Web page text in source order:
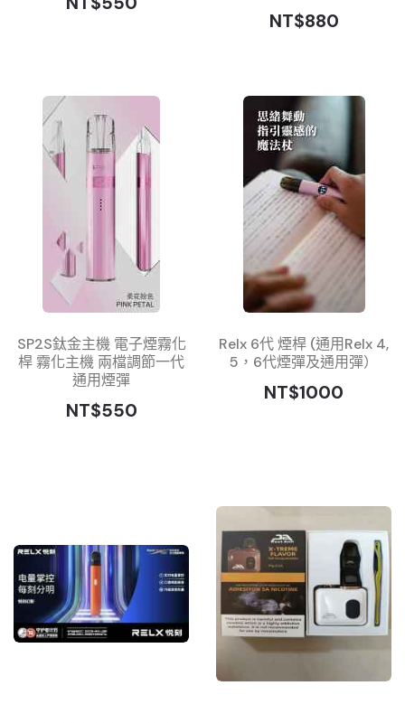
NT$880
SP2S鈦金主機 電子煙霧化
桿 霧化主機 兩檔調節一代
通用煙彈
NT$550
Relx 6代 煙桿 (通用Relx 4,
5，6代煙彈及通用彈）
NT$1000